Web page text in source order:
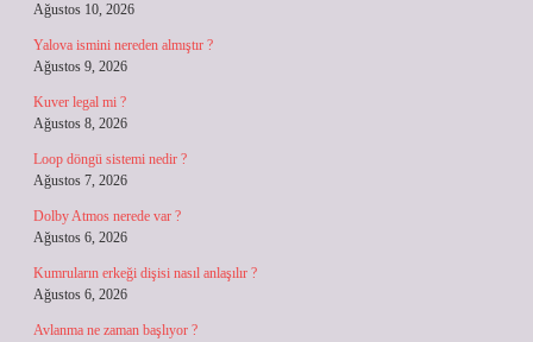
Ağustos 10, 2026
Yalova ismini nereden almıştır ?
Ağustos 9, 2026
Kuver legal mi ?
Ağustos 8, 2026
Loop döngü sistemi nedir ?
Ağustos 7, 2026
Dolby Atmos nerede var ?
Ağustos 6, 2026
Kumruların erkeği dişisi nasıl anlaşılır ?
Ağustos 6, 2026
Avlanma ne zaman başlıyor ?